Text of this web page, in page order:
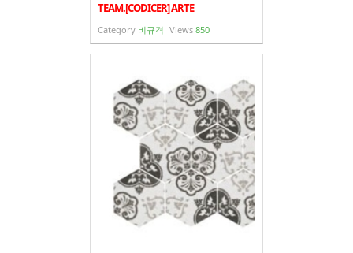
TEAM.[CODICER] ARTE
Category 비규격 Views 850